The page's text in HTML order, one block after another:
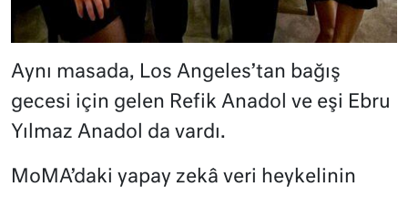
Aynı masada, Los Angeles’tan bağış
gecesi için gelen Refik Anadol ve eşi Ebru
Yılmaz Anadol da vardı.
MoMA’daki yapay zekâ veri heykelinin